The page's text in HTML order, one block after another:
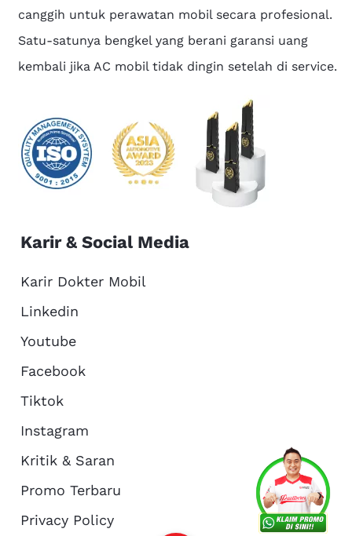
About Us
canggih untuk perawatan mobil secara profesional.
Satu-satunya bengkel yang berani garansi uang
kembali jika AC mobil tidak dingin setelah di service.
Karir & Social Media
Karir Dokter Mobil
Linkedin
Youtube
Facebook
Tiktok
Instagram
Kritik & Saran
Promo Terbaru
Privacy Policy